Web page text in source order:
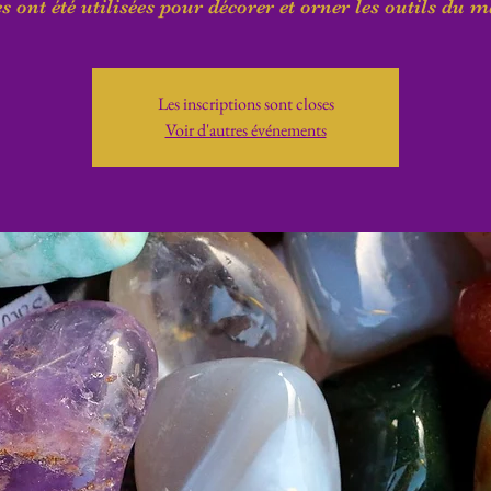
ont été utilisées pour décorer et orner les outils du
Les inscriptions sont closes
Voir d'autres événements